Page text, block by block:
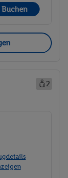
Buchen
2